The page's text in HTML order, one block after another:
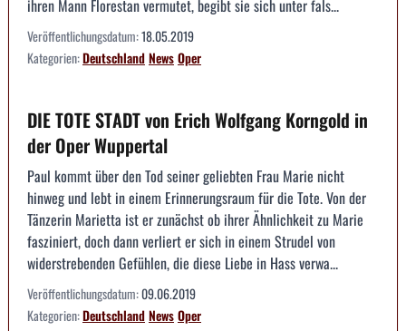
ihren Mann Florestan vermutet, begibt sie sich unter fals...
Veröffentlichungsdatum:18.05.2019
Kategorien:DeutschlandNewsOper
DIE TOTE STADT von Erich Wolfgang Korngold in
der Oper Wuppertal
Paul kommt über den Tod seiner geliebten Frau Marie nicht
hinweg und lebt in einem Erinnerungsraum für die Tote. Von der
Tänzerin Marietta ist er zunächst ob ihrer Ähnlichkeit zu Marie
fasziniert, doch dann verliert er sich in einem Strudel von
widerstrebenden Gefühlen, die diese Liebe in Hass verwa...
Veröffentlichungsdatum:09.06.2019
Kategorien:DeutschlandNewsOper